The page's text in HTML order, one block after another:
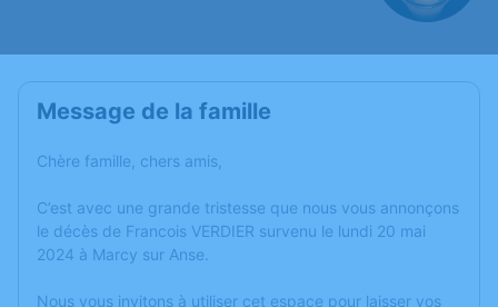
Message de la famille
Chère famille, chers amis,
C’est avec une grande tristesse que nous vous annonçons
le décès de Francois VERDIER survenu le lundi 20 mai
2024 à Marcy sur Anse.
Nous vous invitons à utiliser cet espace pour laisser vos